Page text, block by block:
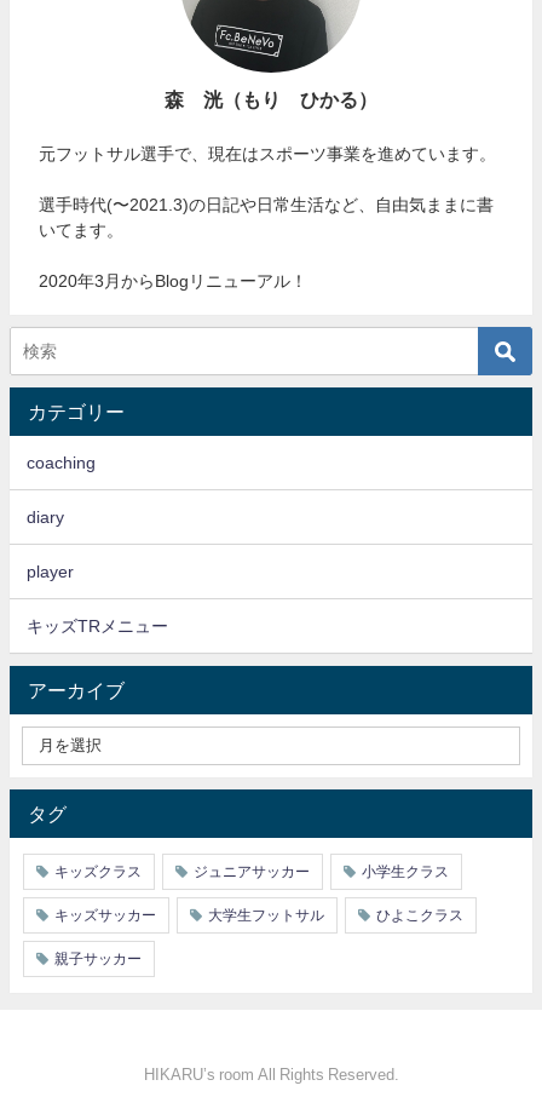
森 洸（もり ひかる）
元フットサル選手で、現在はスポーツ事業を進めています。
選手時代(〜2021.3)の日記や日常生活など、自由気ままに書
いてます。
2020年3月からBlogリニューアル！
カテゴリー
coaching
diary
player
キッズTRメニュー
アーカイブ
タグ
キッズクラス ジュニアサッカー 小学生クラス
キッズサッカー 大学生フットサル ひよこクラス
親子サッカー
HIKARU’s room All Rights Reserved.